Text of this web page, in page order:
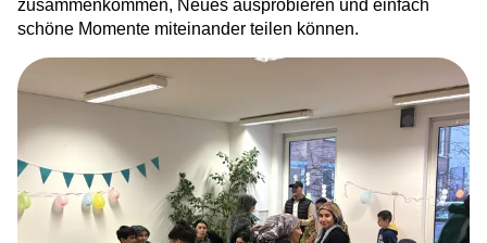
News
Ankommen in Hessen – sechstes
Bundesland für HERO
Integration trifft ins Netz
zusammenkommen, Neues ausprobieren und einfach
schöne Momente miteinander teilen können.